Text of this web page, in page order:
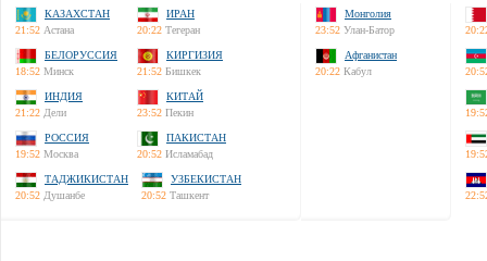
КАЗАХСТАН
21:52 Астана
ИРАН
20:22 Тегеран
БЕЛОРУССИЯ
18:52 Минск
КИРГИЗИЯ
21:52 Бишкек
ИНДИЯ
21:22 Дели
КИТАЙ
23:52 Пекин
РОССИЯ
19:52 Москва
ПАКИСТАН
20:52 Исламабад
ТАДЖИКИСТАН
20:52 Душанбе
УЗБЕКИСТАН
20:52 Ташкент
Монголия
23:52 Улан-Батор
Афганистан
20:22 Кабул